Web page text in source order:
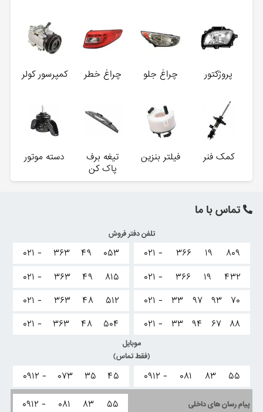
پروژکتور چراغ جلو چراغ خطر کمپرسور کولر
کمک فنر فیلتر بنزین
تیغه برف
پاک کن
دسته موتور
تماس با ما
تلفن دفتر فروش
۰۲۱ - ۳۶۶ ۱۹
۸۰۹
۰۲۱ -
۳۶۶ ۱۹
۴۳۲
۰۲۱ -
۳۳ ۹۷ ۹۳
۷۰
۰۲۱ -
۳۳ ۹۴ ۶۷ ۸۸
۰۲۱ - ۳۶۳ ۴۹
۰۵۳
۰۲۱ -
۳۶۳ ۴۹
۸۱۵
۰۲۱ -
۳۶۳ ۴۸
۵۱۲
۰۲۱ -
۳۶۳ ۴۸ ۵۰۴
موبایل
(فقط تماس)
۰۹۱۲ - ۰۸۱ ۸۳ ۵۵ ۰۹۱۲ - ۰۷۳ ۳۵ ۴۵
پیام رسان های داخلی ۰۹۱۲ - ۰۸۱ ۸۳ ۵۵